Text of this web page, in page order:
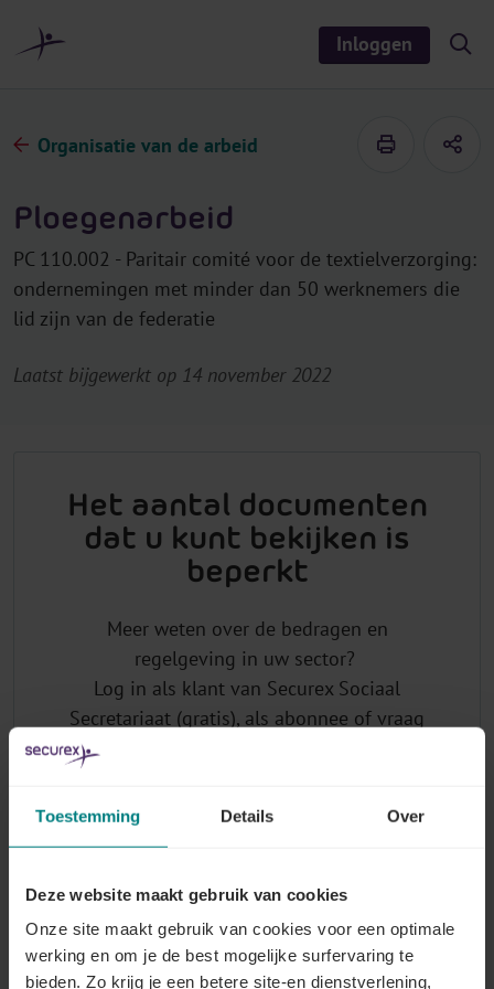
Toestemming Details Over
Deze website maakt gebruik van cookies
Onze site maakt gebruik van cookies voor een optimale
werking en om je de best mogelijke surfervaring te
bieden. Zo krijg je een betere site-en dienstverlening,
Inloggen
S
i
r
c
h
Organisatie van de arbeid
Ploegenarbeid
PC 110.002 - Paritair comité voor de textielverzorging:
ondernemingen met minder dan 50 werknemers die
lid zijn van de federatie
Laatst bijgewerkt op 14 november 2022
Het aantal documenten
dat u kunt bekijken is
beperkt
Meer weten over de bedragen en
regelgeving in uw sector?
Log in als klant van Securex Sociaal
Secretariaat (gratis), als abonnee of vraag
Waarom u abonneren op Lex4You Paritaire
Comités?
U heeft toegang tot deactuele bedragenvan
barema's, premies en kostenvergoedingen